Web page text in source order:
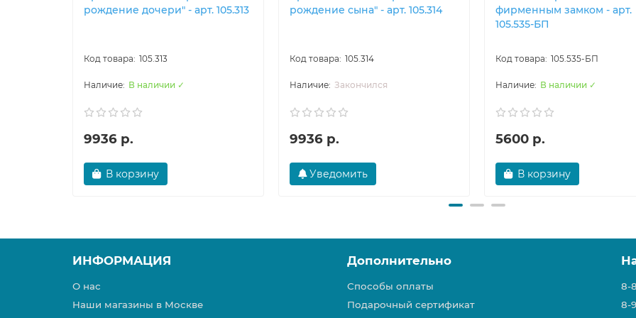
рождение дочери" - арт. 105.313
105.313
В наличии ✓
9936 р.
В корзину
рождение сына" - арт. 105.314
105.314
Закончился
9936 р.
Уведомить
фирменным замком - арт.
105.535-БП
105.535-БП
В наличии ✓
5600 р.
В корзину
ИНФОРМАЦИЯ
О нас
Наши магазины в Москве
Дополнительно
Способы оплаты
Подарочный сертификат
8-
8-